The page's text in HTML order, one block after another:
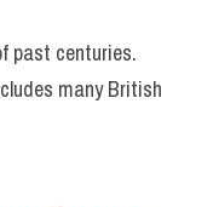
past centuries.
many British